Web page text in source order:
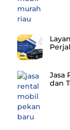
Jasa
dan